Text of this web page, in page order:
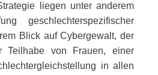
liegen unter anderem
geschlechterspezifischer
Blick aufCybergewalt, der
Teilhabe von Frauen, einer
in allen